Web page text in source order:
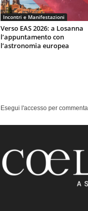
Incontri e Manifestazioni
Verso EAS 2026: a Losanna
l’appuntamento con
l’astronomia europea
Esegui l'accesso per